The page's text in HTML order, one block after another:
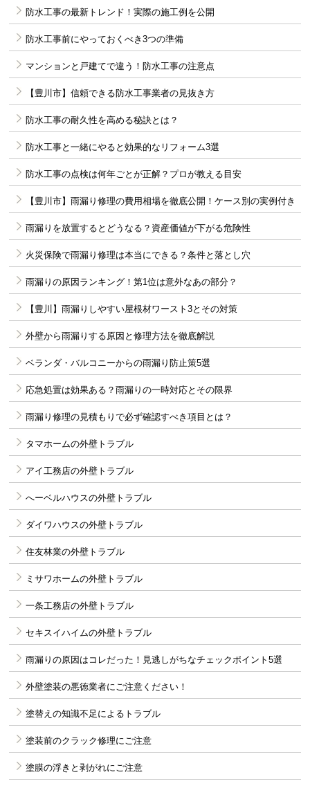
防水工事の最新トレンド！実際の施工例を公開
防水工事前にやっておくべき3つの準備
マンションと戸建てで違う！防水工事の注意点
【豊川市】信頼できる防水工事業者の見抜き方
防水工事の耐久性を高める秘訣とは？
防水工事と一緒にやると効果的なリフォーム3選
防水工事の点検は何年ごとが正解？プロが教える目安
【豊川市】雨漏り修理の費用相場を徹底公開！ケース別の実例付き
雨漏りを放置するとどうなる？資産価値が下がる危険性
火災保険で雨漏り修理は本当にできる？条件と落とし穴
雨漏りの原因ランキング！第1位は意外なあの部分？
【豊川】雨漏りしやすい屋根材ワースト3とその対策
外壁から雨漏りする原因と修理方法を徹底解説
ベランダ・バルコニーからの雨漏り防止策5選
応急処置は効果ある？雨漏りの一時対応とその限界
雨漏り修理の見積もりで必ず確認すべき項目とは？
タマホームの外壁トラブル
アイ工務店の外壁トラブル
へーベルハウスの外壁トラブル
ダイワハウスの外壁トラブル
住友林業の外壁トラブル
ミサワホームの外壁トラブル
一条工務店の外壁トラブル
セキスイハイムの外壁トラブル
雨漏りの原因はコレだった！見逃しがちなチェックポイント5選
外壁塗装の悪徳業者にご注意ください！
塗替えの知識不足によるトラブル
塗装前のクラック修理にご注意
塗膜の浮きと剥がれにご注意